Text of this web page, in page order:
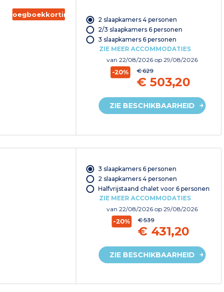
Vroegboekkorting
2 slaapkamers 4 personen
2/3 slaapkamers 6 personen
3 slaapkamers 6 personen
ZIE MEER ACCOMMODATIES
van 22/08/2026 op 29/08/2026
-20% € 629
€ 503,20
ZIE BESCHIKBAARHEID
3 slaapkamers 6 personen
2 slaapkamers 4 personen
Halfvrijstaand chalet voor 6 personen
ZIE MEER ACCOMMODATIES
van 22/08/2026 op 29/08/2026
-20% € 539
€ 431,20
ZIE BESCHIKBAARHEID